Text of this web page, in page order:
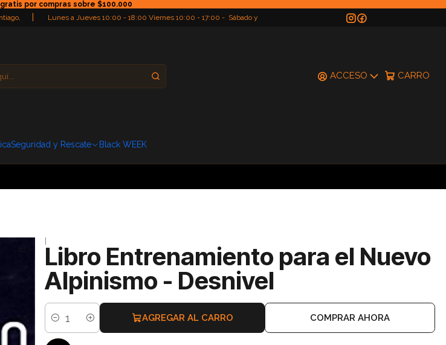
por compras sobre $100.000
Lunes a Jueves 10:00 - 18:00 Viernes 10:00 - 17:00 - Sábado y
ACCESO CARRO
Seguridad y Rescate Black WEEK
|
Libro Entrenamiento para el Nuevo
Alpinismo - Desnivel
Cantidad
AGREGAR AL CARRO COMPRAR AHORA